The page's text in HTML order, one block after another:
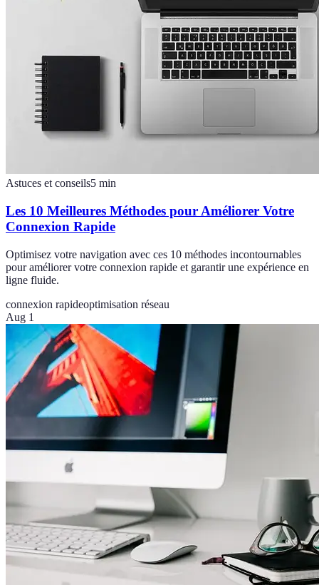
Astuces et conseils5 min
Les 10 Meilleures Méthodes pour Améliorer Votre
Connexion Rapide
Optimisez votre navigation avec ces 10 méthodes incontournables
pour améliorer votre connexion rapide et garantir une expérience en
ligne fluide.
connexion rapideoptimisation réseau
Aug 1